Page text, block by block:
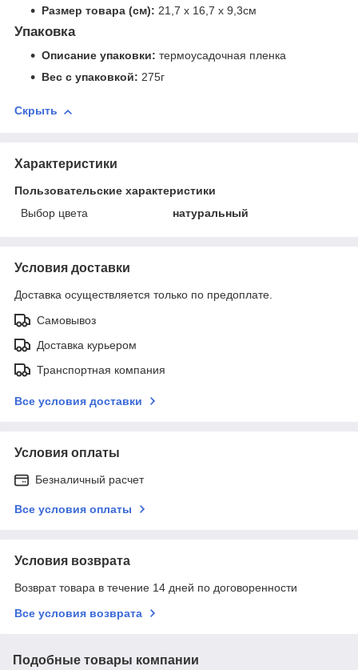
Размер товара (см): 21,7 х 16,7 х 9,3см
Упаковка
Описание упаковки: термоусадочная пленка
Вес с упаковкой: 275г
Скрыть
Характеристики
Пользовательские характеристики
Выбор цвета
натуральный
Условия доставки
Доставка осуществляется только по предоплате.
Самовывоз
Доставка курьером
Транспортная компания
Все условия доставки
Условия оплаты
Безналичный расчет
Все условия оплаты
Условия возврата
Возврат товара в течение 14 дней по договоренности
Все условия возврата
Подобные товары компании